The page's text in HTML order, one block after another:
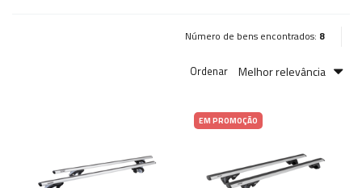
Número de bens encontrados: 8
Ordenar Melhor relevância
EM PROMOÇÃO